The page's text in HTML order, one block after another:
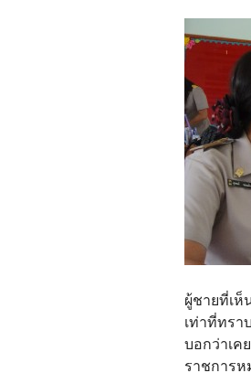
ผู้ชายที่เห็
เท่าที่ทรา
บอกว่าเค
ราชการห